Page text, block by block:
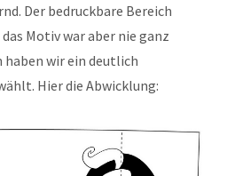
Der bedruckbare Bereich
Motiv war aber nie ganz
wir ein deutlich
Hier die Abwicklung: